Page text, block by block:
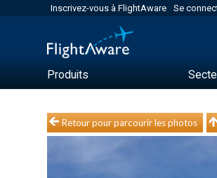
Inscrivez-vous à FlightAware Se
Produits
Retour pour parcourir les photos